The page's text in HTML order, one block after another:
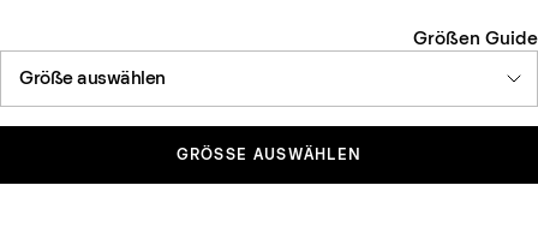
Größen Guide
Größe auswählen
GRÖSSE AUSWÄHLEN